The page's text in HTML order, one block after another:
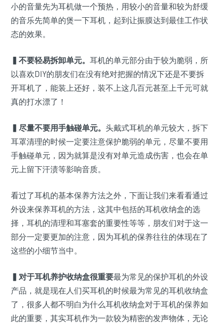
小的音量先为耳机做一个预热，用较小的音量和较为舒缓
的音乐先简单的煲一下耳机，起到让振膜达到最佳工作状
态的效果。
▍ 不要轻易拆卸单元。 耳机的单元部分由于较为脆弱，所
以喜欢DIY的朋友们在没有绝对把握的情况下还是不要拆
开耳机了，能装上还好，装不上这几百元甚至上千元可就
真的打水漂了！
▍ 尽量不要用手触碰单元。 头戴式耳机的单元较大，拆下
耳罩清理的时候一定要注意保护脆弱的单元，尽量不要用
手触碰单元，因为就算是没有对单元造成伤害，也会在单
元上留下汗渍等影响音质。
看过了耳机的基本保养方法之外，下面让我们来看看通过
外设来保养耳机的方法，这其中包括的耳机收纳盒的选
择，耳机的清理和耳塞套的重要性等等，朋友们对于这一
部分一定要更加的注意，因为耳机的保养往往的体现在了
这些的小细节当中。
▍ 对于耳机养护收纳盒很重要最为常见的保护耳机的外设
产品，就是现在人们买耳机的时候最为常见的耳机收纳盒
了，很多人都不明白为什么耳机收纳盒对于耳机的保养如
此的重要，其实耳机作为一款较为精密的发声物体，无论